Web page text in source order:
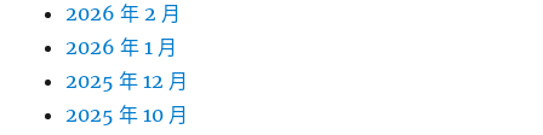
2026 年 2 月
2026 年 1 月
2025 年 12 月
2025 年 10 月